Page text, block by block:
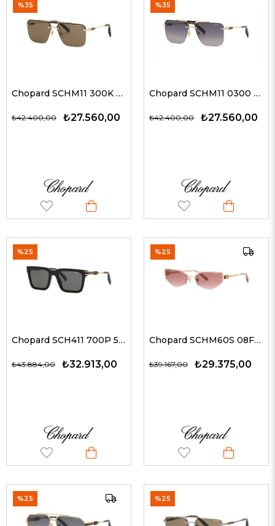
Chopard SCHM11 300K 63 Erkek Güneş Gözlükleri
₺27.560,00
₺42.400,00
%35
Chopard SCHM11 0300 63 Erkek Güneş Gözlükleri
₺27.560,00
₺42.400,00
%35
Chopard SCH411 700P 54 Erkek Güneş Gözlükleri
₺32.913,00
₺43.884,00
%25
Chopard SCHM60S 08FC 59 G Güneş Gözlüğü
₺29.375,00
₺39.167,00
%25
%25 %25